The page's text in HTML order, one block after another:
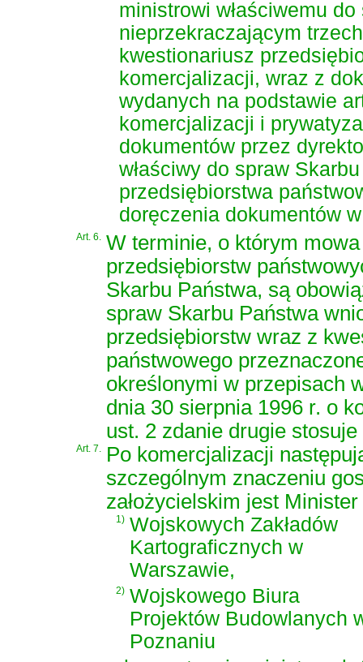
ministrowi właściwemu
nieprzekraczającym
kwestionariusz
komercjalizacji, wraz z
wydanych na podstawie
komercjalizacji i
dokumentów przez
właściwy do spraw
przedsiębiorstwa
doręczenia dokumentów
Art. 6. W terminie, o którym
przedsiębiorstw
Skarbu Państwa, są
spraw Skarbu Państwa
przedsiębiorstw wraz z
państwowego
określonymi w przepisach
dnia 30 sierpnia 1996 r. o
ust. 2 zdanie drugie
Art. 7. Po komercjalizacji
szczególnym znaczeniu
założycielskim jest
1) Wojskowych Zakładów
Kartograficznych w
Warszawie,
2) Wojskowego Biura
Projektów Budowlanych
Poznaniu